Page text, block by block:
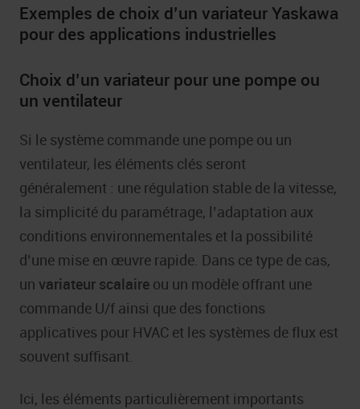
Exemples de choix d’un variateur Yaskawa
pour des applications industrielles
Choix d’un variateur pour une pompe ou
un ventilateur
Si le système commande une pompe ou un
ventilateur, les éléments clés seront
généralement : une régulation stable de la vitesse,
la simplicité du paramétrage, l’adaptation aux
conditions environnementales et la possibilité
d’une mise en œuvre rapide. Dans ce type de cas,
un variateur scalaire ou un modèle offrant une
commande U/f ainsi que des fonctions
applicatives pour HVAC et les systèmes de flux est
souvent suffisant.
Ici, les éléments particulièrement importants